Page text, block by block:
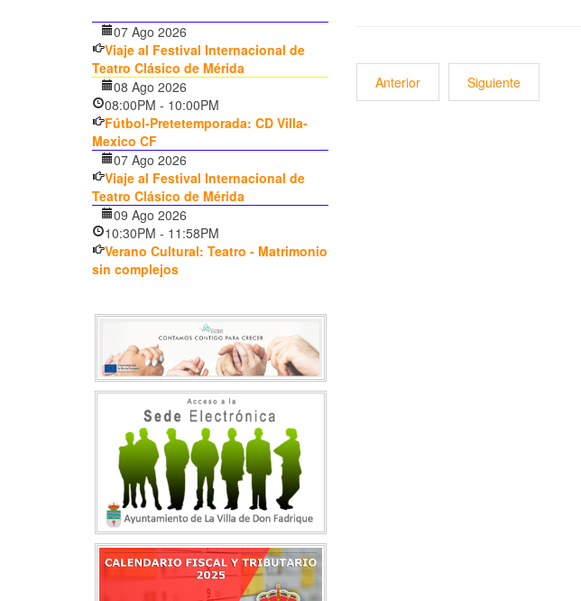
Anterior Siguiente
07 Ago 2026
Viaje al Festival Internacional de
Teatro Clásico de Mérida
08 Ago 2026
08:00PM - 10:00PM
Fútbol-Pretetemporada: CD Villa-
Mexico CF
07 Ago 2026
Viaje al Festival Internacional de
Teatro Clásico de Mérida
09 Ago 2026
10:30PM - 11:58PM
Verano Cultural: Teatro - Matrimonio
sin complejos